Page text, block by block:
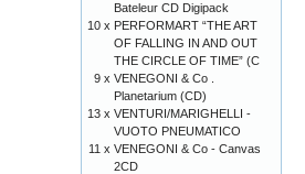
Bateleur CD Digipack
10 x PERFORMART “THE ART
OF FALLING IN AND OUT
THE CIRCLE OF TIME” (C
9 x VENEGONI & Co .
Planetarium (CD)
13 x VENTURI/MARIGHELLI -
VUOTO PNEUMATICO
11 x VENEGONI & Co - Canvas
2CD